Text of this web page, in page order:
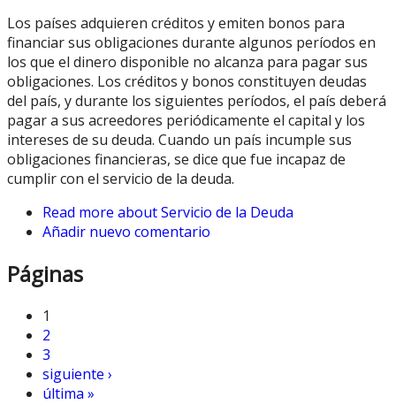
Los países adquieren créditos y emiten bonos para
financiar sus obligaciones durante algunos períodos en
los que el dinero disponible no alcanza para pagar sus
obligaciones. Los créditos y bonos constituyen deudas
del país, y durante los siguientes períodos, el país deberá
pagar a sus acreedores periódicamente el capital y los
intereses de su deuda. Cuando un país incumple sus
obligaciones financieras, se dice que fue incapaz de
cumplir con el servicio de la deuda.
Read more about Servicio de la Deuda
Añadir nuevo comentario
Páginas
1
2
3
siguiente ›
última »